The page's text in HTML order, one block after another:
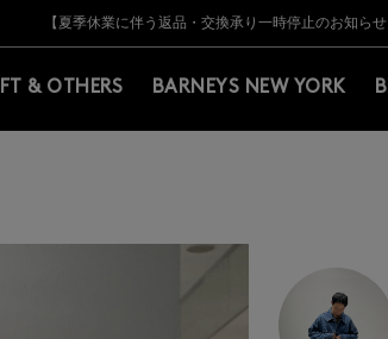
BARNEYS＞会員のお客様は11,000円（税込）以上のお
【夏季休業に伴う出荷一時停止のお知らせ】
【オンラインストア カスタマーセンター夏季休業に関する
【夏季休業に伴う返品・交換承り一時停止のお知ら
熊本県を中心とした地震の影響によるお荷物のお
【開催中】SUMMER SALEのご案内・ご注
BARNEYS＞会員のお客様は11,000円（税込）以上のお
【夏季休業に伴う出荷一時停止のお知らせ】
& OTHERS BARNEYS NEW YORK